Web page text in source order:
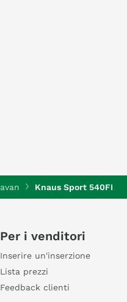
Knaus Sport 540FDK
Per i venditori
Inserire un'inserzione
Lista prezzi
Feedback clienti